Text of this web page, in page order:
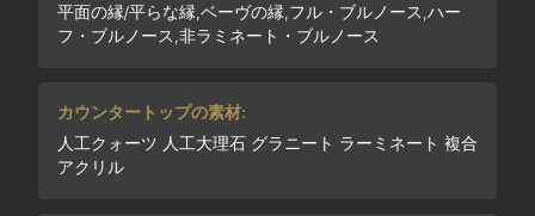
平面の縁/平らな縁,ベーヴの縁,フル・ブルノース,ハー
フ・ブルノース,非ラミネート・ブルノース
カウンタートップの素材:
人工クォーツ 人工大理石 グラニート ラーミネート 複合
アクリル